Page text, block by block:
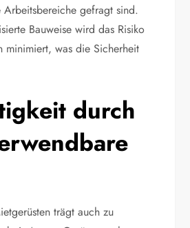
Arbeitsbereiche gefragt sind.
Bauweise wird das Risiko
minimiert, was die Sicherheit
durch
trägt auch zu